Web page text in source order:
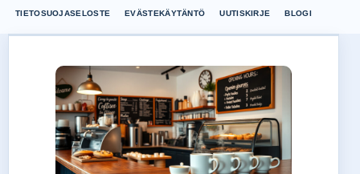
TIETOSUOJASELOSTE EVÄSTEKÄYTÄNTÖ UUTISKIRJE BLOGI